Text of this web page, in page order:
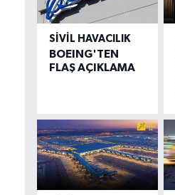
SIVIL HAVACILIK
BOEING'TEN
FLAŞ AÇIKLAMA